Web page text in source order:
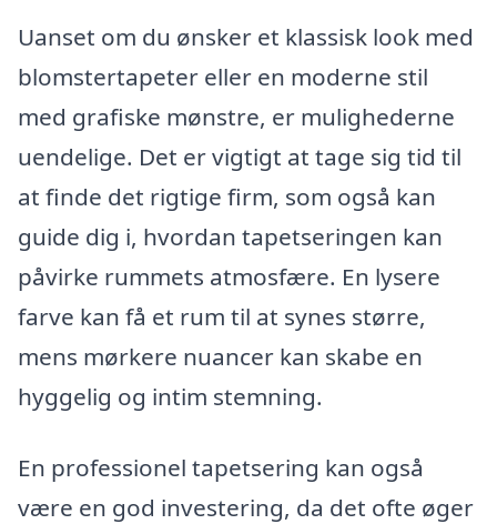
Uanset om du ønsker et klassisk look med
blomstertapeter eller en moderne stil
med grafiske mønstre, er mulighederne
uendelige. Det er vigtigt at tage sig tid til
at finde det rigtige firm, som også kan
guide dig i, hvordan tapetseringen kan
påvirke rummets atmosfære. En lysere
farve kan få et rum til at synes større,
mens mørkere nuancer kan skabe en
hyggelig og intim stemning.
En professionel tapetsering kan også
være en god investering, da det ofte øger